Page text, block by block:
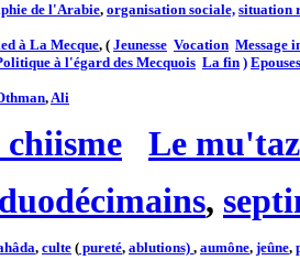
de l'Arabie, organisation sociale, situation
à La Mecque, ( Jeunesse Vocation Message
à l'égard des Mecquois La fin )
,Ali
chiisme
Le
duodécimains,
, culte ( pureté, ablutions) , aumône, jeûne,